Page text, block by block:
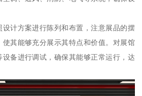
计方案进行陈列和布置，注意展品的摆
其能够充分展示其特点和价值。对展馆
备进行调试，确保其能够正常运行，达